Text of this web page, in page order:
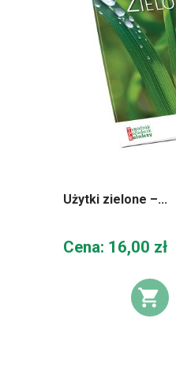
Użytki zielone –...
Cena
Cena: 16,00 zł